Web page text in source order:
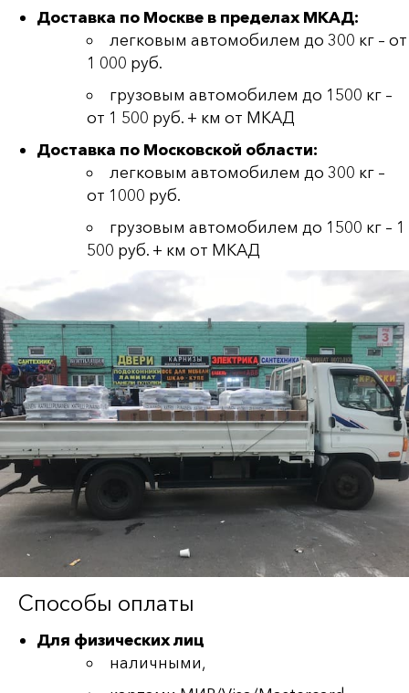
Доставка по Москве в пределах МКАД:
легковым автомобилем до 300 кг – от
1 000 руб.
грузовым автомобилем до 1500 кг –
от 1 500 руб. + км от МКАД
Доставка по Московской области:
легковым автомобилем до 300 кг –
от 1000 руб.
грузовым автомобилем до 1500 кг – 1
500 руб. + км от МКАД
Способы оплаты
Для физических лиц
наличными,